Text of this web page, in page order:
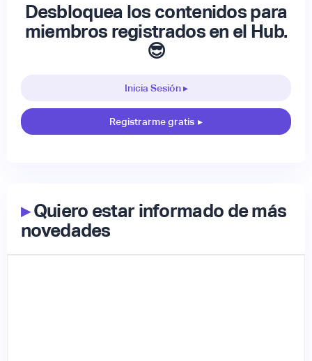
Desbloquea los contenidos para
miembros registrados en el Hub.
😎
Inicia Sesión ▸
Registrarme gratis ▸
▸Quiero estar informado de más
novedades